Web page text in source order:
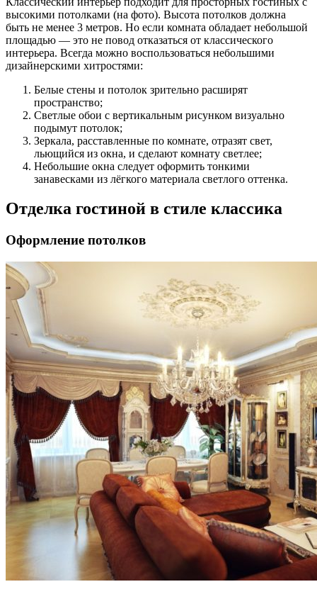
высокими потолками (на фото). Высота потолков должна
быть не менее 3 метров. Но если комната обладает небольшой
площадью — это не повод отказаться от классического
интерьера. Всегда можно воспользоваться небольшими
дизайнерскими хитростями:
Белые стены и потолок зрительно расширят
пространство;
Светлые обои с вертикальным рисунком визуально
подымут потолок;
Зеркала, расставленные по комнате, отразят свет,
льющийся из окна, и сделают комнату светлее;
Небольшие окна следует оформить тонкими
занавесками из лёгкого материала светлого оттенка.
Отделка гостиной в стиле классика
Оформление потолков